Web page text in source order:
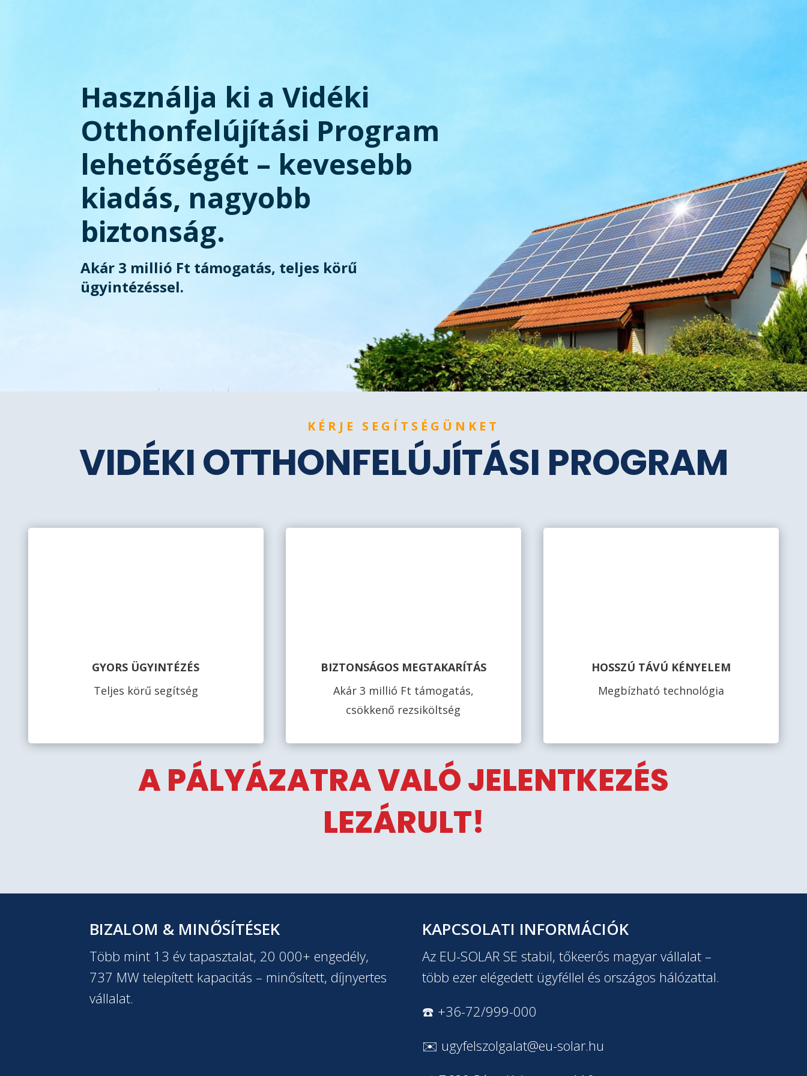
Használja ki a Vidéki
Otthonfelújítási Program
lehetőségét – kevesebb
kiadás, nagyobb
biztonság.
Akár 3 millió Ft támogatás, teljes körű
ügyintézéssel.
KÉRJE SEGÍTSÉGÜNKET
VIDÉKI OTTHONFELÚJÍTÁSI PROGRAM
GYORS ÜGYINTÉZÉS
Teljes körű segítség
BIZTONSÁGOS MEGTAKARÍTÁS
Akár 3 millió Ft támogatás,
csökkenő rezsiköltség
HOSSZÚ TÁVÚ KÉNYELEM
Megbízható technológia
A PÁLYÁZATRA VALÓ JELENTKEZÉS
LEZÁRULT!
BIZALOM & MINŐSÍTÉSEK
Több mint 13 év tapasztalat, 20 000+ engedély,
737 MW telepített kapacitás – minősített, díjnyertes
vállalat.
KAPCSOLATI INFORMÁCIÓK
Az EU-SOLAR SE stabil, tőkeerős magyar vállalat –
több ezer elégedett ügyféllel és országos hálózattal.
☎️ +36-72/999-000
✉️ ugyfelszolgalat@eu-solar.hu